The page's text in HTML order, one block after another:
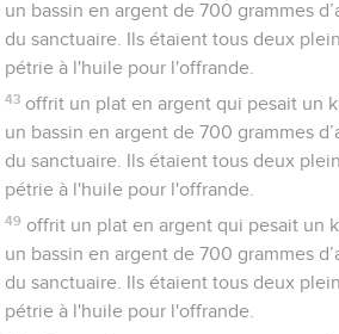
un bassin en argent de 700 grammes
du sanctuaire. Ils étaient tous deux
pétrie à l'huile pour l'offrande.
43 offrit un plat en argent qui pesait un
un bassin en argent de 700 grammes
du sanctuaire. Ils étaient tous deux
pétrie à l'huile pour l'offrande.
49 offrit un plat en argent qui pesait un
un bassin en argent de 700 grammes
du sanctuaire. Ils étaient tous deux
pétrie à l'huile pour l'offrande.